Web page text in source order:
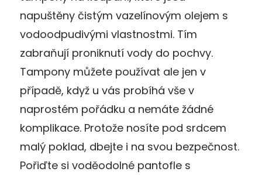
napuštěny čistým vazelínovým olejem s
vodoodpudivými vlastnostmi. Tím
zabraňují proniknutí vody do pochvy.
Tampony můžete používat ale jen v
případě, když u vás probíhá vše v
naprostém pořádku a nemáte žádné
komplikace. Protože nosíte pod srdcem
malý poklad, dbejte i na svou bezpečnost.
Pořiďte si voděodolné pantofle s